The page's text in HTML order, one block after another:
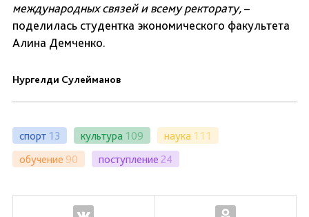
международных связей и всему ректорату,–
поделилась студентка экономического факультета
Алина Демченко.
Нургелди Сулейманов
спорт 13 культура 109 наука 111
обучение 90 поступление 24